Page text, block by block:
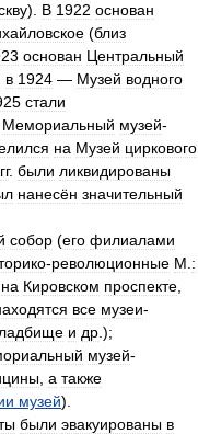
). В 1922 основан
(близ
основан Центральный
в 1924 — Музей водного
стали
Мемориальный музей-
на Музей циркового
гг. были ликвидированы
нанесён значительный
собор (его филиалами
-революционные М :
на Кировском проспекте
все музеи-
и др .);
музей-
а также
музей).
были эвакуированы в